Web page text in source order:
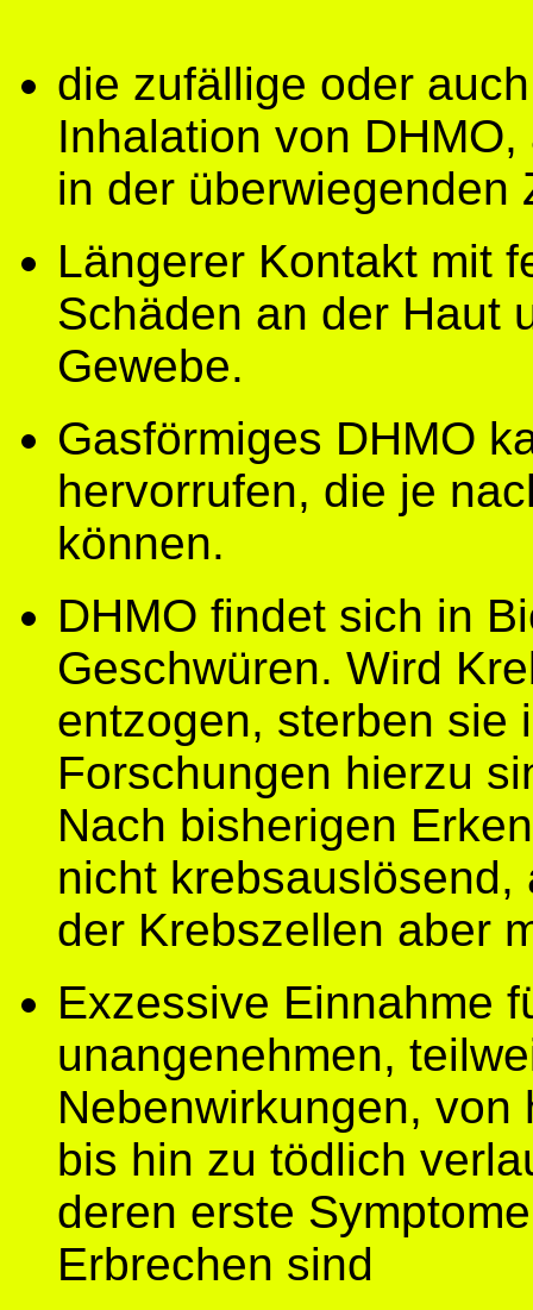
die zufällige oder
Inhalation von
in der überwiegenden
Längerer Kontakt mit
Schäden an der Haut
Gewebe.
Gasförmiges DHMO
hervorrufen, die je
können.
DHMO findet sich in
Geschwüren. Wird
entzogen, sterben sie
Forschungen hierzu
Nach bisherigen
nicht
der Krebszellen aber
Exzessive Einnahme
unangenehmen,
Nebenwirkungen,
bis hin zu tödlich
deren erste
Erbrechen sind